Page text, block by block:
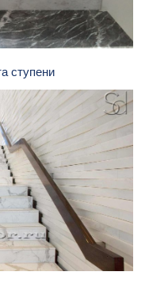
ступени